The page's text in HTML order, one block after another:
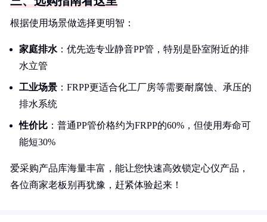
根据使用场景做选择更明智：
家庭排水 ：优先选专业静音PP管，特别是卧室附近的排
水立管
工业场景 ：FRPP更适合化工厂房等需要耐腐蚀、承压的
排水系统
性价比 ：普通PP管价格约为FRPP的60%，但使用寿命可
能短30%
爱采购产品库海量丰富，能让您快速高效锁定心仪产品，
各位商家老板别再犹豫，赶紧体验起来！